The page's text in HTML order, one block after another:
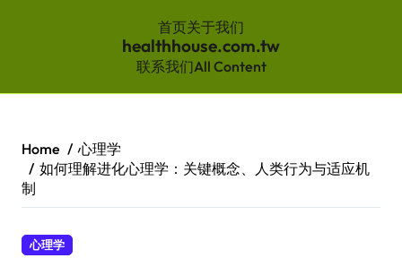
首页关于我们
healthhouse.com.tw
联系我们All Content
content
Home
心理学
如何理解进化心理学：关键概念、人类行为与适应机
制
心理学